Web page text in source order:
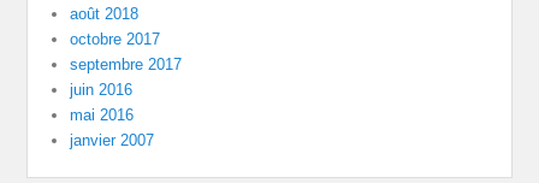
août 2018
octobre 2017
septembre 2017
juin 2016
mai 2016
janvier 2007